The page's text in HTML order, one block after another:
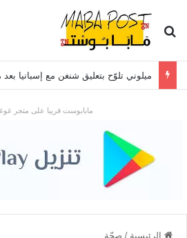
بحث عن
ميلوني تلوّح بتعليق شنغن مع إسبانيا
مابابوست قريبا على متجر
الرئيسية / صحّة